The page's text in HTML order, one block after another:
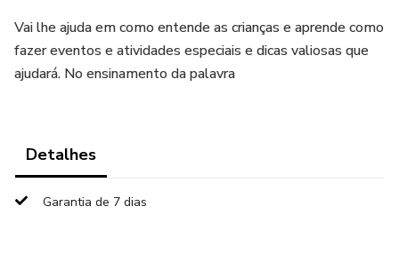
Vai lhe ajuda em como entende as crianças e aprende como
fazer eventos e atividades especiais e dicas valiosas que
ajudará. No ensinamento da palavra
Detalhes
Garantia de 7 dias